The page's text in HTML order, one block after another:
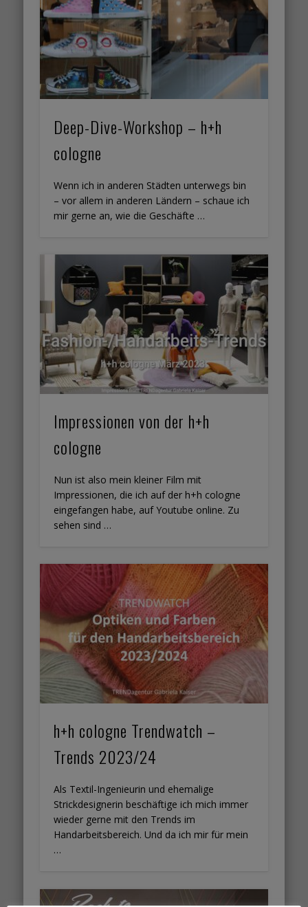
Deep-Dive-Workshop – h+h
cologne
Wenn ich in anderen Städten unterwegs bin
– vor allem in anderen Ländern – schaue ich
mir gerne an, wie die Geschäfte …
Impressionen von der h+h
cologne
Nun ist also mein kleiner Film mit
Impressionen, die ich auf der h+h cologne
eingefangen habe, auf Youtube online. Zu
sehen sind …
h+h cologne Trendwatch –
Trends 2023/24
Als Textil-Ingenieurin und ehemalige
Strickdesignerin beschäftige ich mich immer
wieder gerne mit den Trends im
Handarbeitsbereich. Und da ich mir für mein
…